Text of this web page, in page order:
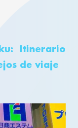
Itinerario
de viaje